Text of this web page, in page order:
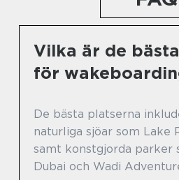
Vilka är de
för
De bästa platserna
naturliga sjöar som Lake
samt konstgjorda parker
Dubai och Wadi